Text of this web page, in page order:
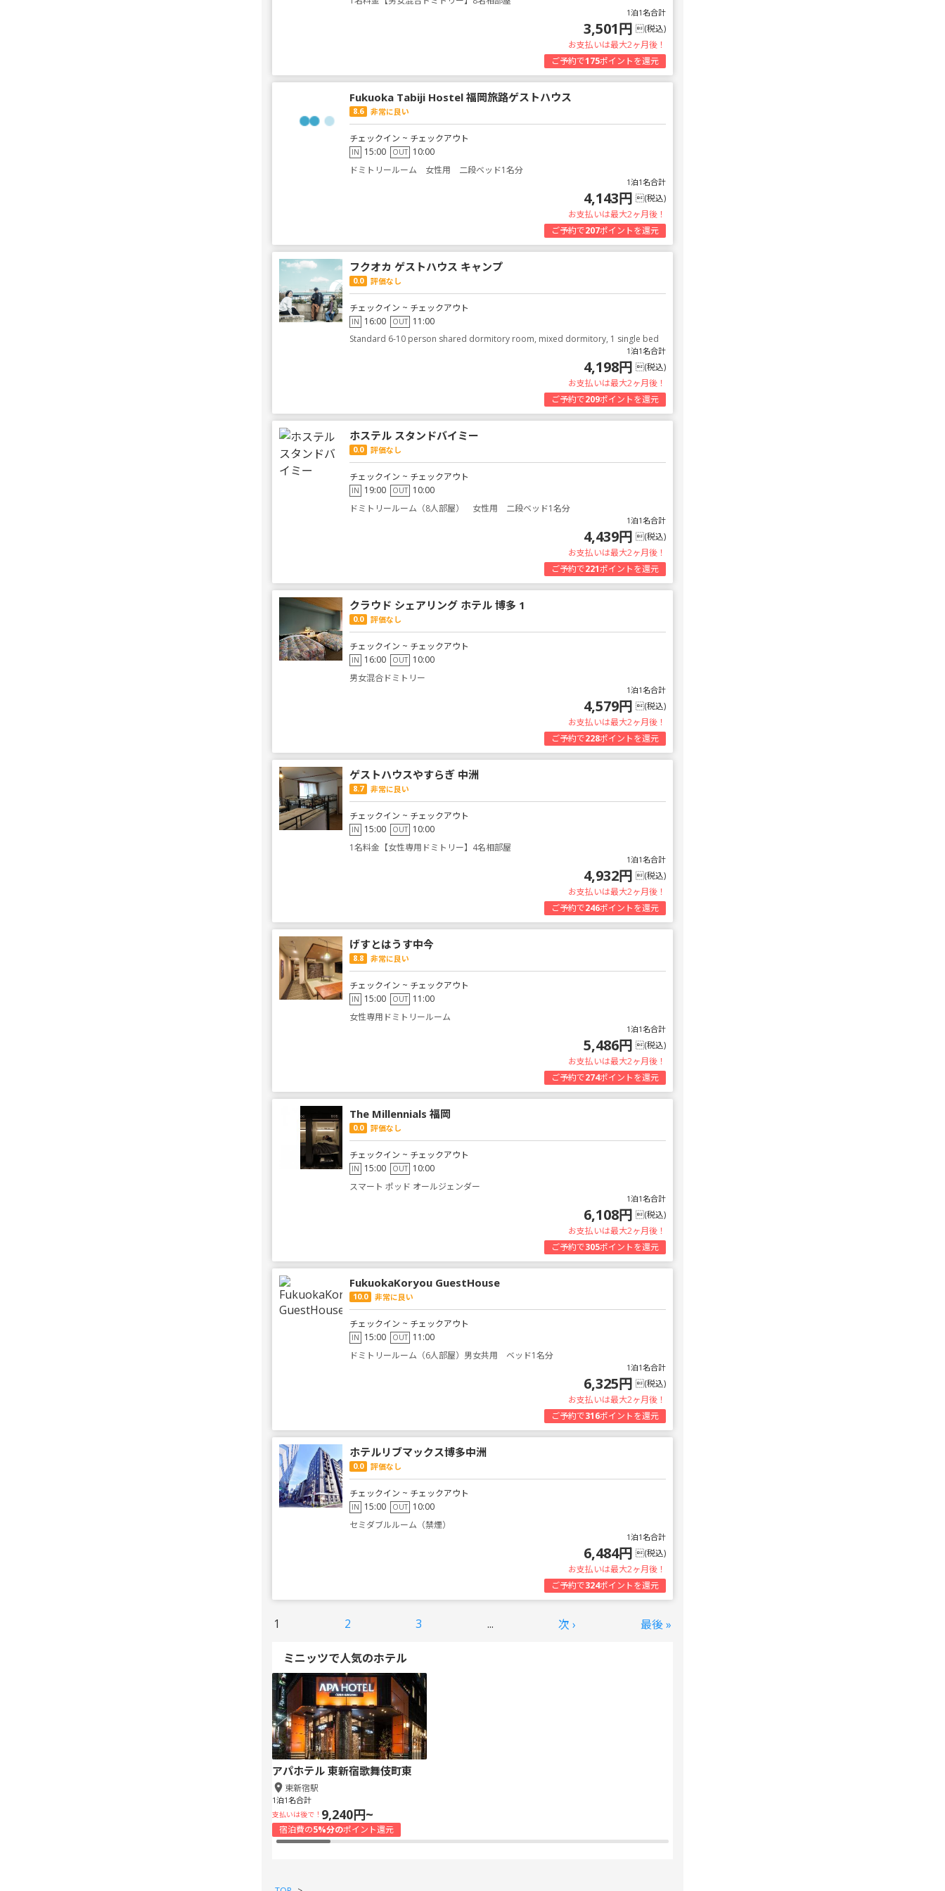
1泊1名合計
3,501円 (税込)
お支払いは最大2ヶ月後！
ご予約で175ポイントを還元
Fukuoka Tabiji Hostel 福岡旅路ゲストハウス
8.6 非常に良い
チェックイン ~ チェックアウト
IN 15:00 OUT 10:00
ドミトリールーム 女性用 二段ベッド1名分
1泊1名合計
4,143円 (税込)
お支払いは最大2ヶ月後！
ご予約で207ポイントを還元
フクオカ ゲストハウス キャンプ
0.0 評価なし
チェックイン ~ チェックアウト
IN 16:00 OUT 11:00
Standard 6-10 person shared dormitory room, mixed dormitory, 1 single bed
1泊1名合計
4,198円 (税込)
お支払いは最大2ヶ月後！
ご予約で209ポイントを還元
ホステル スタンドバイミー
0.0 評価なし
チェックイン ~ チェックアウト
IN 19:00 OUT 10:00
ドミトリールーム（8人部屋） 女性用 二段ベッド1名分
1泊1名合計
4,439円 (税込)
お支払いは最大2ヶ月後！
ご予約で221ポイントを還元
クラウド シェアリング ホテル 博多 1
0.0 評価なし
チェックイン ~ チェックアウト
IN 16:00 OUT 10:00
男女混合ドミトリー
1泊1名合計
4,579円 (税込)
お支払いは最大2ヶ月後！
ご予約で228ポイントを還元
ゲストハウスやすらぎ 中洲
8.7 非常に良い
チェックイン ~ チェックアウト
IN 15:00 OUT 10:00
1名料金【女性専用ドミトリー】4名相部屋
1泊1名合計
4,932円 (税込)
お支払いは最大2ヶ月後！
ご予約で246ポイントを還元
げすとはうす中今
8.8 非常に良い
チェックイン ~ チェックアウト
IN 15:00 OUT 11:00
女性専用ドミトリールーム
1泊1名合計
5,486円 (税込)
お支払いは最大2ヶ月後！
ご予約で274ポイントを還元
The Millennials 福岡
0.0 評価なし
チェックイン ~ チェックアウト
IN 15:00 OUT 10:00
スマート ポッド オールジェンダー
1泊1名合計
6,108円 (税込)
お支払いは最大2ヶ月後！
ご予約で305ポイントを還元
FukuokaKoryou GuestHouse
10.0 非常に良い
チェックイン ~ チェックアウト
IN 15:00 OUT 11:00
ドミトリールーム（6人部屋）男女共用 ベッド1名分
1泊1名合計
6,325円 (税込)
お支払いは最大2ヶ月後！
ご予約で316ポイントを還元
ホテルリブマックス博多中洲
0.0 評価なし
チェックイン ~ チェックアウト
IN 15:00 OUT 10:00
セミダブルルーム（禁煙）
1泊1名合計
6,484円 (税込)
お支払いは最大2ヶ月後！
ご予約で324ポイントを還元
1 2 3 ... 次 › 最後 »
ミニッツで人気のホテル
アパホテル 東新宿歌舞伎町東
東新宿駅
1泊1名合計
支払いは後で！ 9,240円~
宿泊費の5%分のポイント還元